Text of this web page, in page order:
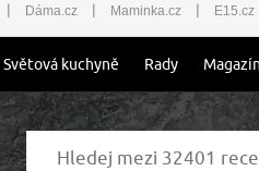
| Dáma.cz | Maminka.cz | E15.cz
Světová kuchyně Rady Magazín